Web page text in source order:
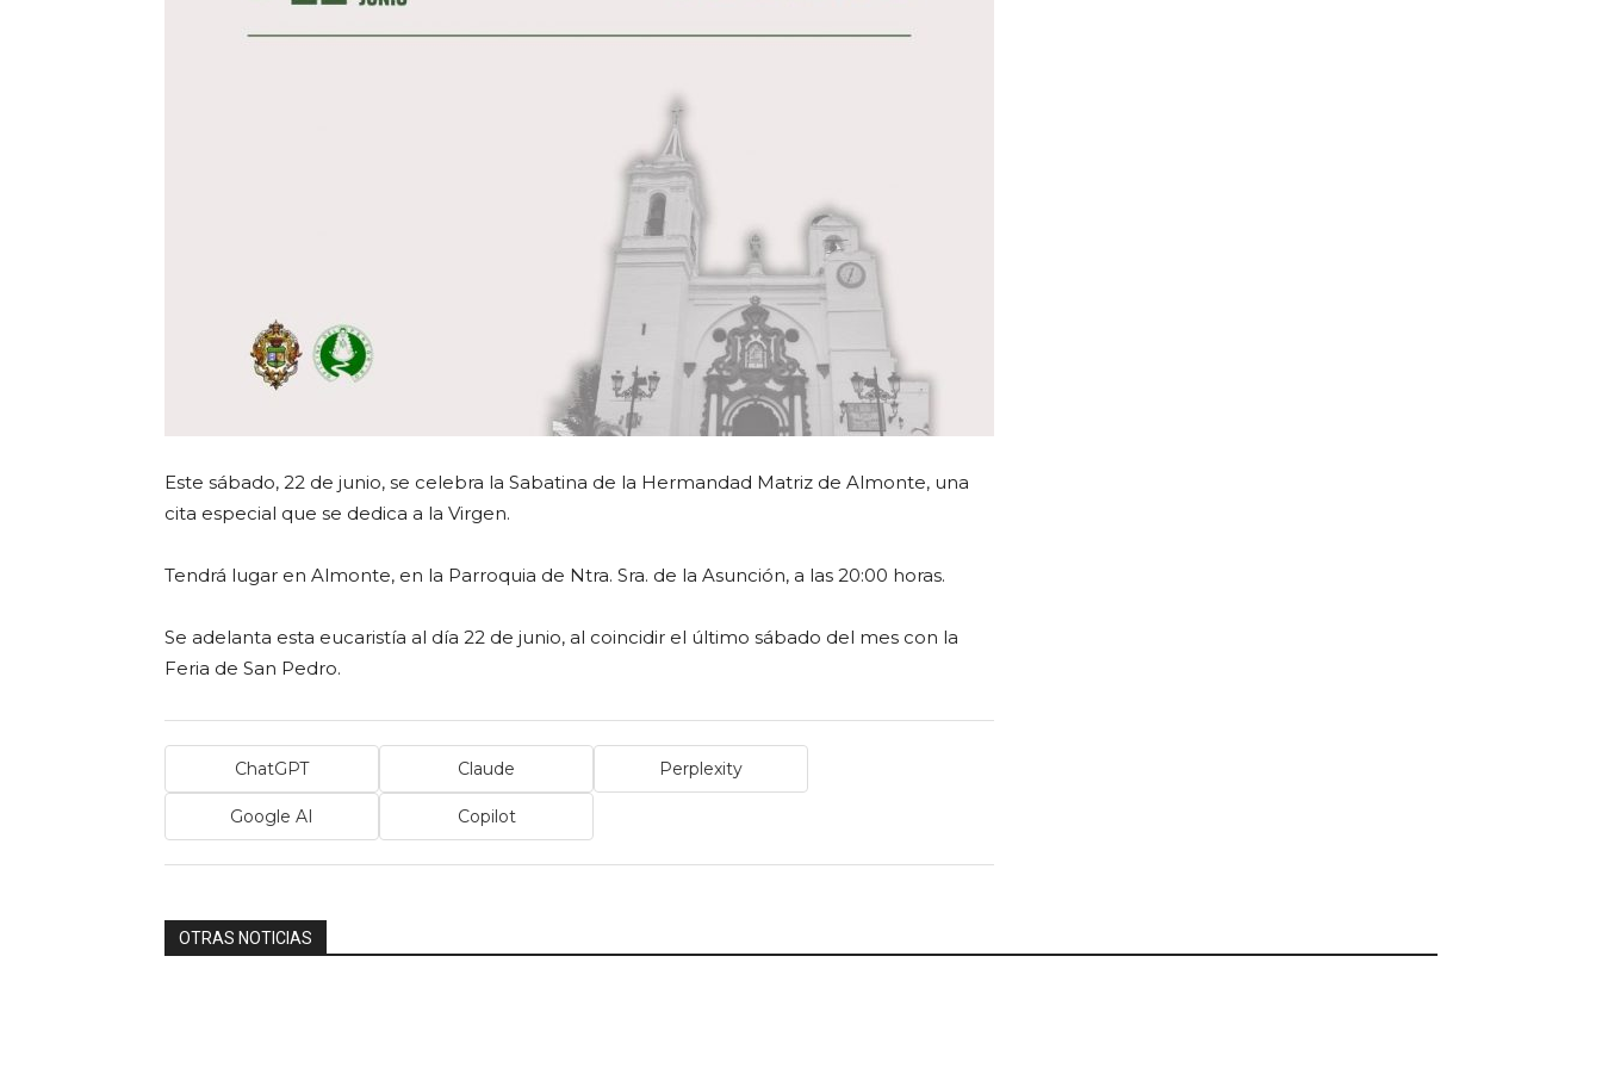
Este sábado, 22 de junio, se celebra la Sabatina de la Hermandad Matriz de Almonte, una
cita especial que se dedica a la Virgen.
Tendrá lugar en Almonte, en la Parroquia de Ntra. Sra. de la Asunción, a las 20:00 horas.
Se adelanta esta eucaristía al día 22 de junio, al coincidir el último sábado del mes con la
Feria de San Pedro.
ChatGPT Claude Perplexity
Google AI Copilot
OTRAS NOTICIAS